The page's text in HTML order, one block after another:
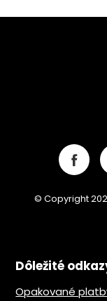
© Copyright
Dôležité
Opakované